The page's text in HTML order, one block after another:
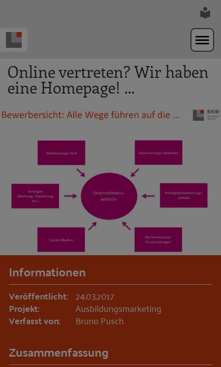
Online vertreten? Wir haben
eine Homepage! ...
Informationen
Veröffentlicht: 24.03.2017
Projekt: Ausbildungsmarketing
Verfasst von: Bruno Pusch
Zusammenfassung